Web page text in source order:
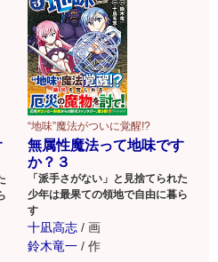
“地味”魔法がついに覚醒!?
無属性魔法って地味です
か？３
「派手さがない」と見捨てられた
少年は最果ての領地で自由に暮ら
す
十凪高志 / 画
鈴木竜一 / 作